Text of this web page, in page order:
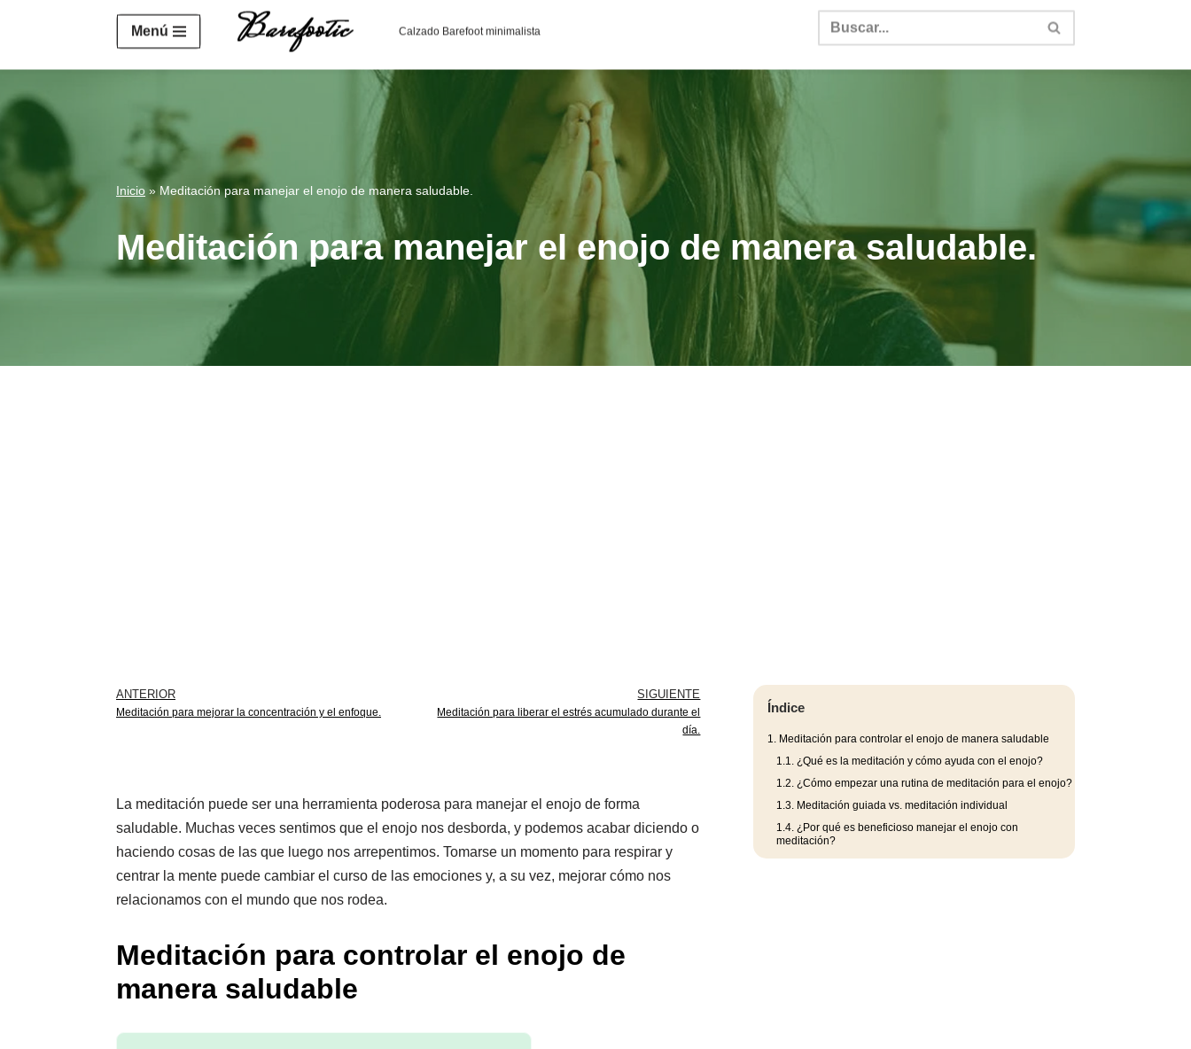
https://salesiq.zohopublic.eu/widget?wc=siq4a1451e70fa5f95c0398aa2df141a4ab237876b314bf4c92f4942fed1c49e92d
Saltar
al
contenido
Menú Calzado Barefoot minimalista
Inicio » Meditación para manejar el enojo de manera saludable.
Meditación para manejar el enojo de manera saludable.
ANTERIOR
Meditación para mejorar la concentración y el enfoque.
SIGUIENTE
Meditación para liberar el estrés acumulado durante el
día.
La meditación puede ser una herramienta poderosa para manejar el enojo de forma
saludable. Muchas veces sentimos que el enojo nos desborda, y podemos acabar diciendo o
haciendo cosas de las que luego nos arrepentimos. Tomarse un momento para respirar y
centrar la mente puede cambiar el curso de las emociones y, a su vez, mejorar cómo nos
relacionamos con el mundo que nos rodea.
Meditación para controlar el enojo de
manera saludable
Índice
1.
Meditación para controlar el enojo de manera saludable
1.1.
¿Qué es la meditación y cómo ayuda con el enojo?
1.2. ¿Cómo empezar una rutina de meditación para el enojo?
1.3. Meditación guiada vs. meditación individual
1.4. ¿Por qué es beneficioso manejar el enojo con
meditación?